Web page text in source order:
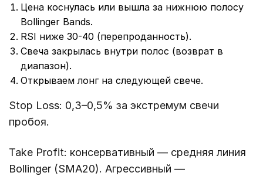
Цена коснулась или вышла за нижнюю полосу
Bollinger Bands.
RSI ниже 30-40 (перепроданность).
Свеча закрылась внутри полос (возврат в
диапазон).
Открываем лонг на следующей свече.
Stop Loss: 0,3–0,5% за экстремум свечи
пробоя.
Take Profit: консервативный — средняя линия
Bollinger (SMA20). Агрессивный —